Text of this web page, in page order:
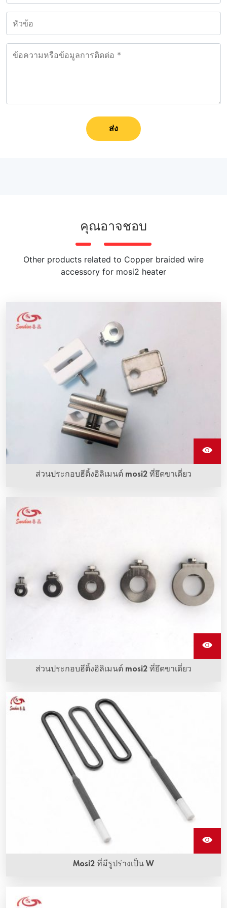
ส่ง
คุณอาจชอบ
Other products related to Copper braided wire
accessory for mosi2 heater
ส่วนประกอบฮีติ้งอิลิเมนต์ mosi2 ที่ยึดขาเดี่ยว
ส่วนประกอบฮีติ้งอิลิเมนต์ mosi2 ที่ยึดขาเดี่ยว
Mosi2 ที่มีรูปร่างเป็น W
ร้อนโมลิบดีนไดซิไลไซด์ (Mosi2) ที่เรียกว่า W shape สามารถ